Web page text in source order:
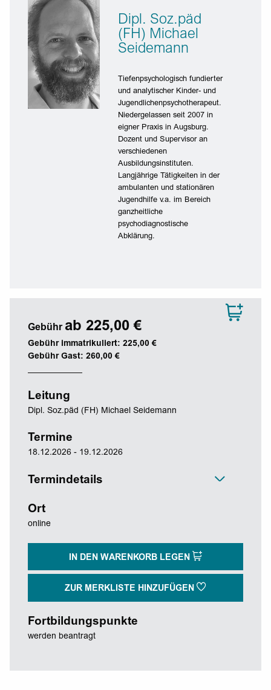
Dipl. Soz.päd
(FH) Michael
Seidemann
Tiefenpsychologisch fundierter
und analytischer Kinder- und
Jugendlichenpsychotherapeut.
Niedergelassen seit 2007 in
eigner Praxis in Augsburg.
Dozent und Supervisor an
verschiedenen
Ausbildungsinstituten.
Langjährige Tätigkeiten in der
ambulanten und stationären
Jugendhilfe v.a. im Bereich
ganzheitliche
psychodiagnostische
Abklärung.
Gebühr ab 225,00 €
Gebühr immatrikuliert: 225,00 €
Gebühr Gast: 260,00 €
Leitung
Dipl. Soz.päd (FH) Michael Seidemann
Termine
18.12.2026 - 19.12.2026
Termindetails
Ort
online
IN DEN WARENKORB LEGEN
ZUR MERKLISTE HINZUFÜGEN
Fortbildungspunkte
werden beantragt